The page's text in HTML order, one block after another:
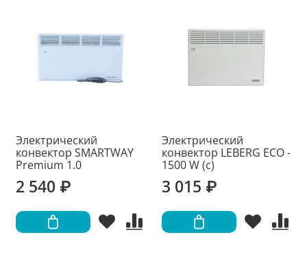
Электрический
конвектор SMARTWAY
Premium 1.0
2 540 ₽
Электрический
конвектор LEBERG ECO -
1500 W (с)
3 015 ₽